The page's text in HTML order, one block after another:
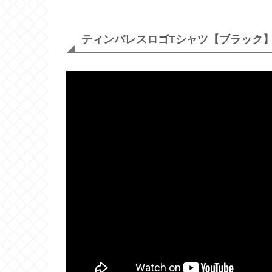
ティンバレスロゴTシャツ【ブラック